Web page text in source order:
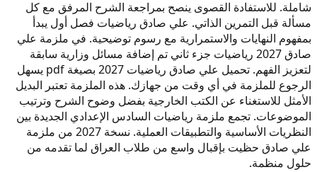
شاملة. للاستفادة القصوى ينصح بمراجعة الشرح المرفق مع كل
مسألة قبل التمرين الذاتي. علي صادق رياضيات فصل أول يبدأ
بمفهوم النهايات والاستمرارية مع رسوم توضيحية. في ملزمة علي
صادق 2027 رياضيات جزء ثاني تم إضافة مسائل وزارية سابقة
لتعزيز الفهم. تحميل علي صادق رياضيات 2027 بصيغة pdf يسهل
الرجوع للملزمة في أي وقت من جهازك. هذه الملزمة تعتبر البديل
الأمثل للاستغناء عن الكتب الخارجية بفضل وضوح الشرح وترتيب
الموضوعات. تجمع ملزمة رياضيات السادس الإعدادي الجديدة بين
النظريات الأساسية والتطبيقات العملية. نسخة 2027 من ملزمة
علي صادق حظيت بإقبال واسع من طلاب العراق لما تقدمه من
حلول منظمة.